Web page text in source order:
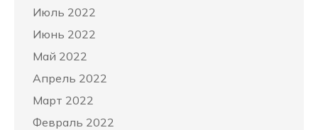
Июль 2022
Июнь 2022
Май 2022
Апрель 2022
Март 2022
Февраль 2022